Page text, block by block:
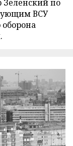
Зеленский по
ВСУ